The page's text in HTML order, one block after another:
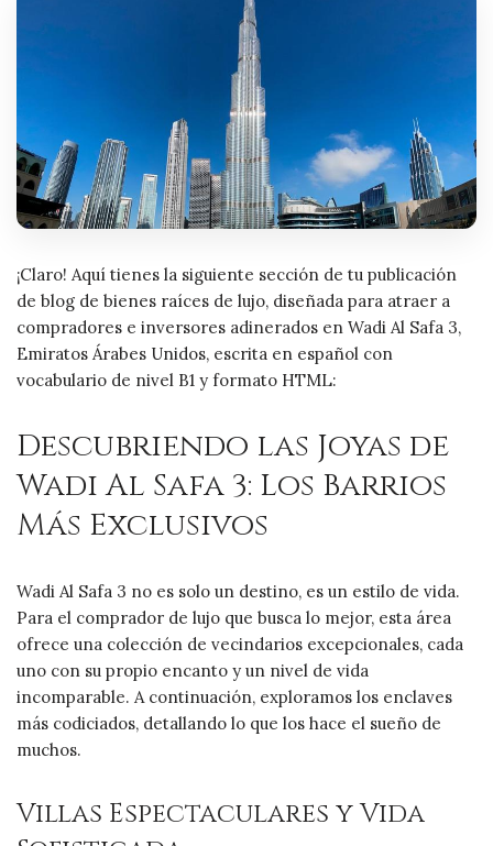
¡Claro! Aquí tienes la siguiente sección de tu publicación
de blog de bienes raíces de lujo, diseñada para atraer a
compradores e inversores adinerados en Wadi Al Safa 3,
Emiratos Árabes Unidos, escrita en español con
vocabulario de nivel B1 y formato HTML:
Descubriendo las Joyas de
Wadi Al Safa 3: Los Barrios
Más Exclusivos
Wadi Al Safa 3 no es solo un destino, es un estilo de vida.
Para el comprador de lujo que busca lo mejor, esta área
ofrece una colección de vecindarios excepcionales, cada
uno con su propio encanto y un nivel de vida
incomparable. A continuación, exploramos los enclaves
más codiciados, detallando lo que los hace el sueño de
muchos.
Villas Espectaculares y Vida